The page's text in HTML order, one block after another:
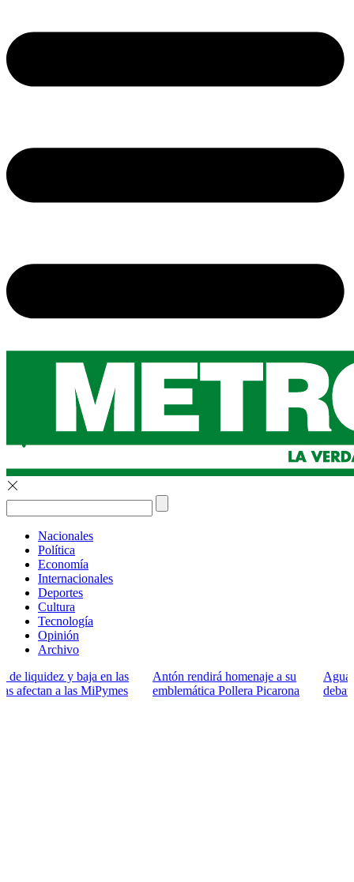
Nacionales
Política
Economía
Internacionales
Deportes
Cultura
Tecnología
Opinión
Archivo
y baja en las
a las MiPymes
Antón rendirá homenaje a su
emblemática Pollera Picarona
Agua, luz e
debate de la